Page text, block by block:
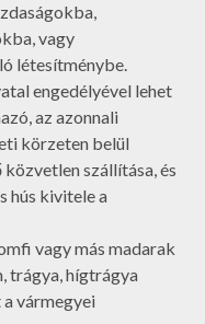
vagy
létesítménybe.
engedélyével lehet
az azonnali
körzeten belül
szállítása, és
hús kivitele a
vagy más madarak
trágya, hígtrágya
vármegyei